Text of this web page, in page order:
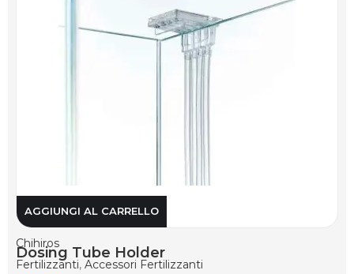
AGGIUNGI AL CARRELLO
Chihiros
Dosing Tube Holder
Fertilizzanti, Accessori Fertilizzanti